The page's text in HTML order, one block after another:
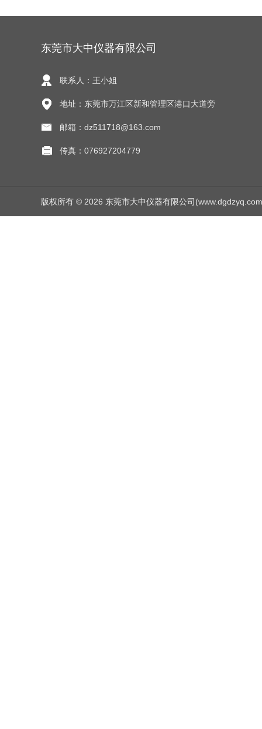
东莞市大中仪器有限公司
联系人：王小姐
地址：东莞市万江区新和管理区港口大道旁
邮箱：dz511718@163.com
传真：076927204779
版权所有 © 2026 东莞市大中仪器有限公司